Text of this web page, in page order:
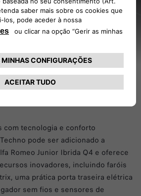
Pack Techno
QUE NOS
com tecnologia e conforto
pode ser adicionado a
Romeo Junior Ibrida Q4 e oferece
inovadores, incluindo faróis
uma prática porta traseira elétrica
sem fios e sensores de